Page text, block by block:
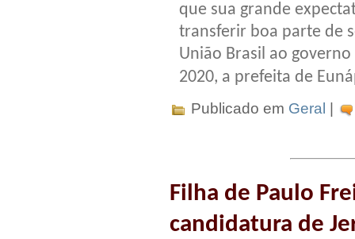
que sua grande
transferir boa parte de
União Brasil ao
2020, a prefeita de
Publicado em Geral
Filha de Paulo
candidatura de